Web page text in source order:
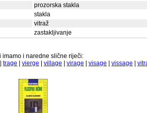
prozorska stakla
stakla
vitraž
zastakljivanje
imamo i naredne slične riječi:
trage vierge village virage visage vissage